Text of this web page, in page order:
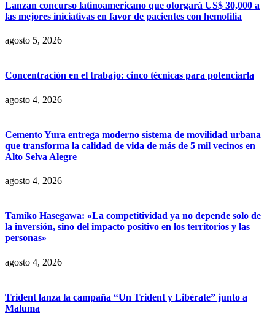
Lanzan concurso latinoamericano que otorgará US$ 30,000 a
las mejores iniciativas en favor de pacientes con hemofilia
agosto 5, 2026
Concentración en el trabajo: cinco técnicas para potenciarla
agosto 4, 2026
Cemento Yura entrega moderno sistema de movilidad urbana
que transforma la calidad de vida de más de 5 mil vecinos en
Alto Selva Alegre
agosto 4, 2026
Tamiko Hasegawa: «La competitividad ya no depende solo de
la inversión, sino del impacto positivo en los territorios y las
personas»
agosto 4, 2026
Trident lanza la campaña “Un Trident y Libérate” junto a
Maluma